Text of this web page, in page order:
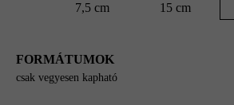
7,5 cm 15 cm
FORMÁTUMOK
csak vegyesen kapható